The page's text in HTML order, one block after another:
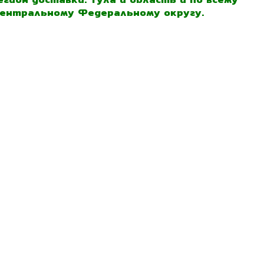
Федеральному округу.